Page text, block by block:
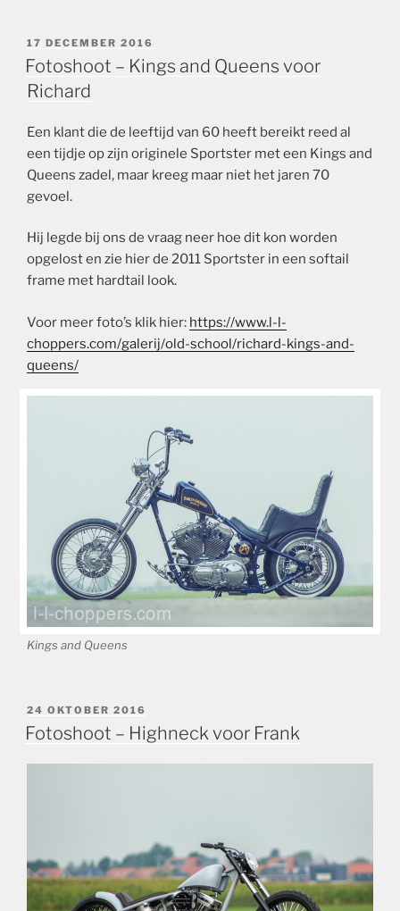
GEPLAATST
OP
17 DECEMBER 2016
Fotoshoot – Kings and Queens voor
Richard
Een klant die de leeftijd van 60 heeft bereikt reed al
een tijdje op zijn originele Sportster met een Kings and
Queens zadel, maar kreeg maar niet het jaren 70
gevoel.
Hij legde bij ons de vraag neer hoe dit kon worden
opgelost en zie hier de 2011 Sportster in een softail
frame met hardtail look.
Voor meer foto’s klik hier: https://www.l-l-
choppers.com/galerij/old-school/richard-kings-and-
queens/
Kings and Queens
GEPLAATST
OP
24 OKTOBER 2016
Fotoshoot – Highneck voor Frank